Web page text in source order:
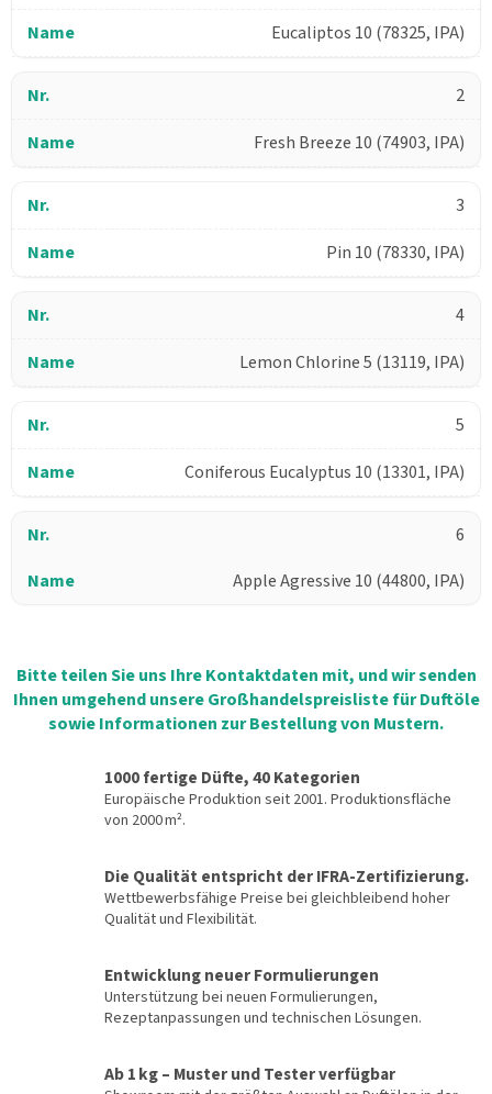
Eucaliptos 10 (78325, IPA)
2
Fresh Breeze 10 (74903, IPA)
3
Pin 10 (78330, IPA)
4
Lemon Chlorine 5 (13119, IPA)
5
Coniferous Eucalyptus 10 (13301, IPA)
6
Apple Agressive 10 (44800, IPA)
Bitte teilen Sie uns Ihre Kontaktdaten mit, und wir senden
Ihnen umgehend unsere Großhandelspreisliste für Duftöle
sowie Informationen zur Bestellung von Mustern.
1000 fertige Düfte, 40 Kategorien
Europäische Produktion seit 2001. Produktionsfläche
von 2000 m².
Die Qualität entspricht der IFRA-Zertifizierung.
Wettbewerbsfähige Preise bei gleichbleibend hoher
Qualität und Flexibilität.
Entwicklung neuer Formulierungen
Unterstützung bei neuen Formulierungen,
Rezeptanpassungen und technischen Lösungen.
Ab 1 kg – Muster und Tester verfügbar